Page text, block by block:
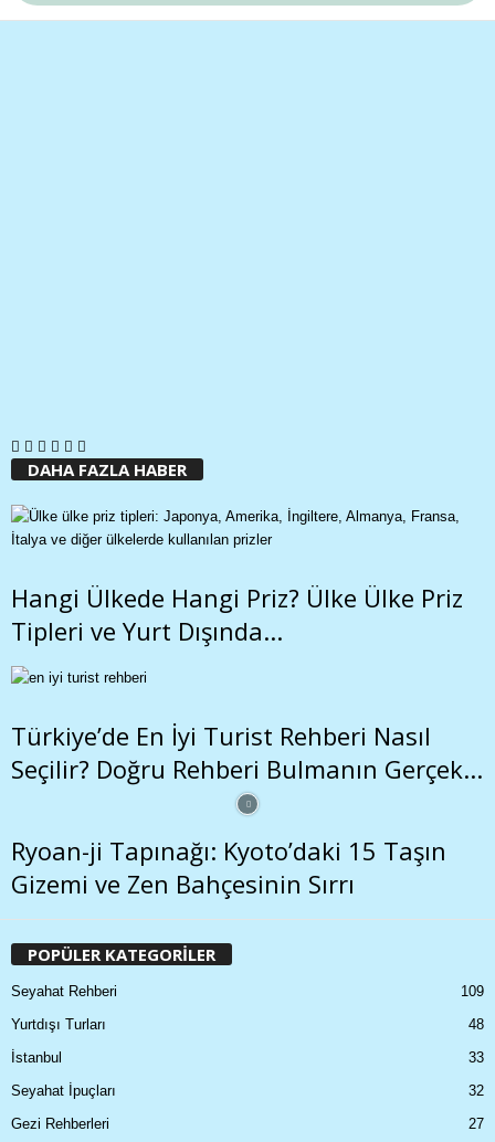
DAHA FAZLA HABER
Hangi Ülkede Hangi Priz? Ülke Ülke Priz
Tipleri ve Yurt Dışında...
Türkiye’de En İyi Turist Rehberi Nasıl
Seçilir? Doğru Rehberi Bulmanın Gerçek...
Ryoan-ji Tapınağı: Kyoto’daki 15 Taşın
Gizemi ve Zen Bahçesinin Sırrı
POPÜLER KATEGORİLER
Seyahat Rehberi
109
Yurtdışı Turları
48
İstanbul
33
Seyahat İpuçları
32
Gezi Rehberleri
27